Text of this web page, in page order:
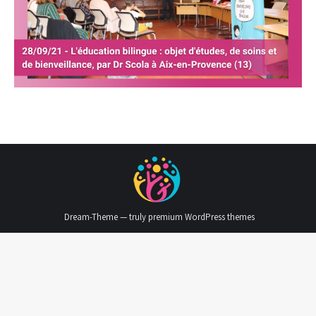
Dream-Theme — truly premium WordPress themes